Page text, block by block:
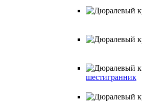
шестигранник